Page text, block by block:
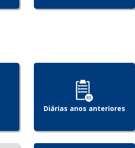
Diárias anos anteriores